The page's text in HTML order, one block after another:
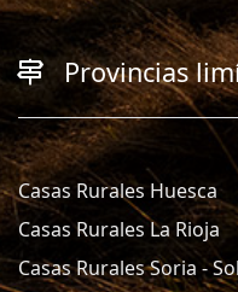
Provincias
Casas Rurales Huesca
Casas Rurales La Rioja
Casas Rurales Soria -